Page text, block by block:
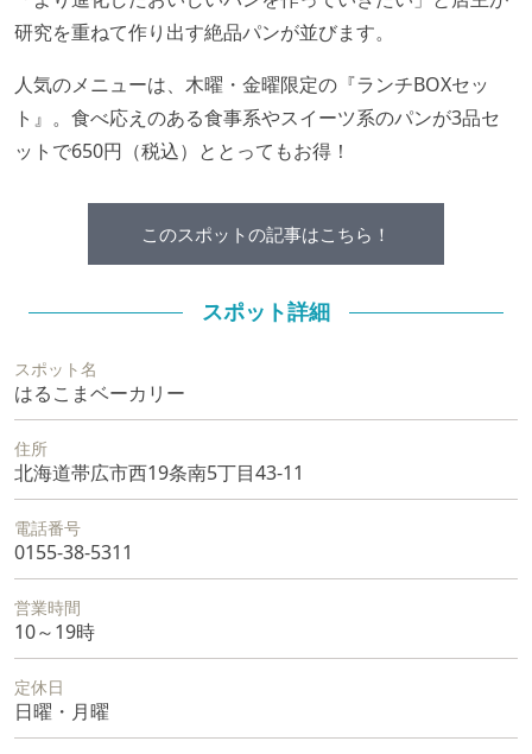
研究を重ねて作り出す絶品パンが並びます。
人気のメニューは、木曜・金曜限定の『ランチBOXセッ
ト』。食べ応えのある食事系やスイーツ系のパンが3品セ
ットで650円（税込）ととってもお得！
このスポットの記事はこちら！
スポット詳細
スポット名
はるこまベーカリー
住所
北海道帯広市西19条南5丁目43-11
電話番号
0155-38-5311
営業時間
10～19時
定休日
日曜・月曜